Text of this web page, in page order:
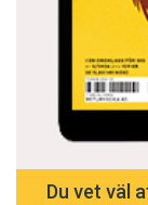
Du vet väl